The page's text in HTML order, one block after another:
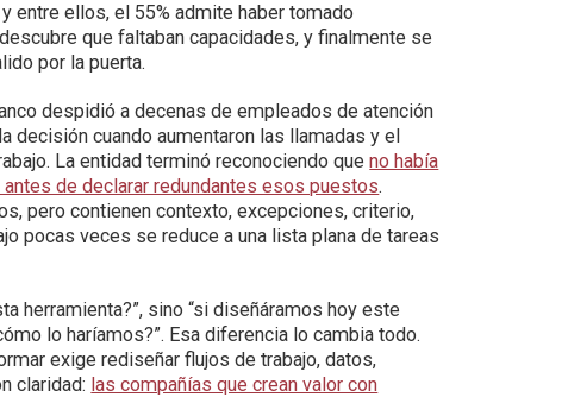
entre ellos, el 55% admite haber tomado
que faltaban capacidades, y finalmente se
por la puerta.
despidió a decenas de empleados de atención
decisión cuando aumentaron las llamadas y el
La entidad terminó reconociendo queno había
de declarar redundantes esos puestos.
pero contienen contexto, excepciones, criterio,
pocas veces se reduce a una lista plana de tareas
herramienta?”, sino “si diseñáramos hoy este
lo haríamos?”. Esa diferencia lo cambia todo.
exige rediseñar flujos de trabajo, datos,
claridad: las compañías que crean valor con